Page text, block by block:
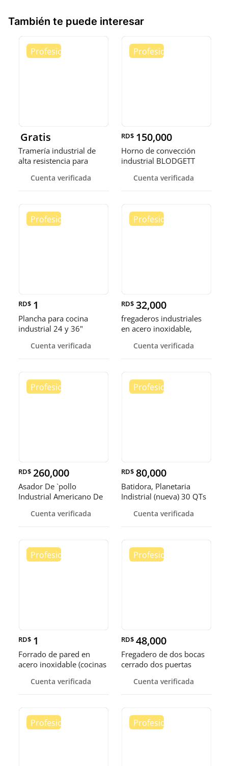
También te puede interesar
Gratis
Tramería industrial de
alta resistencia para
Cuenta verificada
RD$ 150,000
Horno de convección
industrial BLODGETT
Cuenta verificada
RD$ 1
Plancha para cocina
industrial 24 y 36"
Cuenta verificada
RD$ 32,000
fregaderos industriales
en acero inoxidable,
Cuenta verificada
RD$ 260,000
Asador De `pollo
Industrial Americano De
Cuenta verificada
RD$ 80,000
Batidora, Planetaria
Indistrial (nueva) 30 QTs
Cuenta verificada
RD$ 1
Forrado de pared en
acero inoxidable (cocinas
Cuenta verificada
RD$ 48,000
Fregadero de dos bocas
cerrado dos puertas
Cuenta verificada